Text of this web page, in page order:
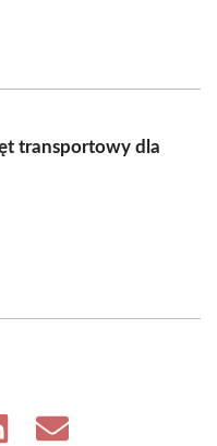
transportowy dla
Share